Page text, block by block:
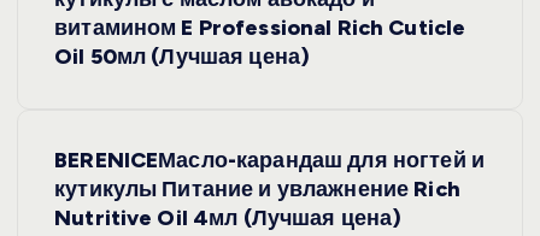
витамином E Professional Rich Cuticle
Oil 50мл (Лучшая цена)
BERENICEМасло-карандаш для ногтей и
кутикулы Питание и увлажнение Rich
Nutritive Oil 4мл (Лучшая цена)